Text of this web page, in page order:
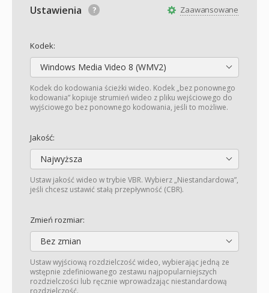
Zaawansowane
Ustawienia
Kodek:
Windows Media Video 8 (WMV2)
Kodek do kodowania ścieżki wideo. Kodek „bez ponownego
kodowania” kopiuje strumień wideo z pliku wejściowego do
wyjściowego bez ponownego kodowania, jeśli to możliwe.
Jakość:
Najwyższa
Ustaw jakość wideo w trybie VBR. Wybierz „Niestandardowa”,
jeśli chcesz ustawić stałą przepływność (CBR).
Zmień rozmiar:
Bez zmian
Ustaw wyjściową rozdzielczość wideo, wybierając jedną ze
wstępnie zdefiniowanego zestawu najpopularniejszych
rozdzielczości lub ręcznie wprowadzając niestandardową
rozdzielczość.